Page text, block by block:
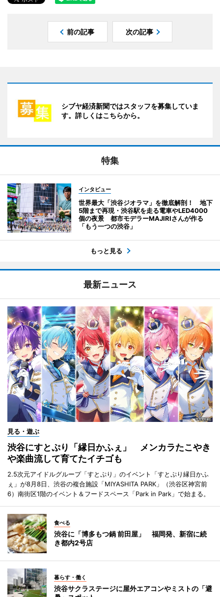
前の記事 次の記事
シブヤ経済新聞ではスタッフを募集していま
す。詳しくはこちらから。
特集
インタビュー
世界最大「渋谷ジオラマ」を徹底解剖！ 地下
5階まで再現・渋谷駅を走る電車やLED4000
個の夜景 都市モデラーMAJIRIさんが作る
「もう一つの渋谷」
もっと見る
最新ニュース
見る・遊ぶ
渋谷にすとぷり「縁日かふぇ」 メンカラたこやき
や楽曲流して育てたイチゴも
2.5次元アイドルグループ「すとぷり」のイベント「すとぷり縁日かふ
ぇ」が8月8日、渋谷の複合施設「MIYASHITA PARK」（渋谷区神宮前
6）南街区1階のイベント＆フードスペース「Park in Park」で始まる。
食べる
渋谷に「博多もつ鍋 前田屋」 福岡発、新宿に続
き都内2号店
暮らす・働く
渋谷サクラステージに屋外エアコンやミストの「避